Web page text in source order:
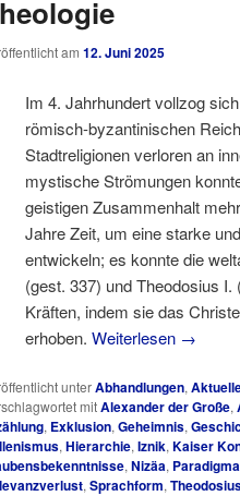
am 12. Juni 2025
Im 4. Jahrhundert vollzog
römisch-byzantinischen
Stadtreligionen verloren an
mystische Strömungen
geistigen Zusammenhalt
Jahre Zeit, um eine starke
entwickeln; es konnte die
(gest. 337) und Theodosius
Kräften, indem sie das
erhoben. Weiterlesen →
unterAbhandlungen,
mitAlexander der Große,
, Exklusion, Geheimnis,
, Hierarchie, Iznik, Kaiser
, Nizäa, Paradigma
, Sprachform,